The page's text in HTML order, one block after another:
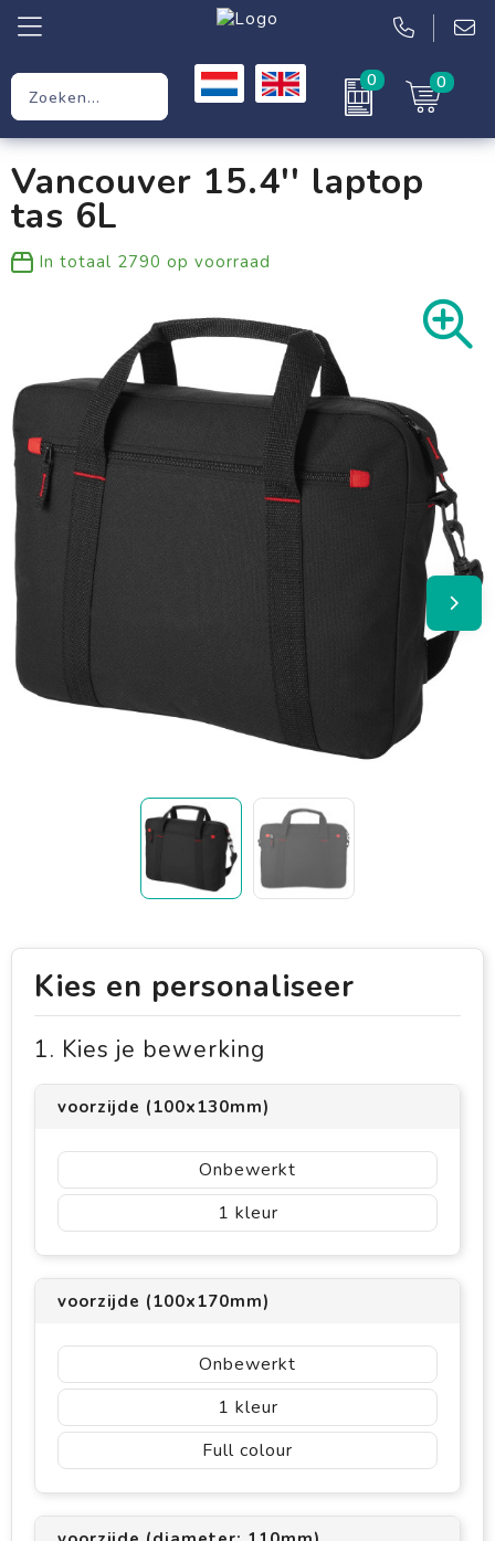
0 0
Werkkleding
Kleding
Vancouver 15.4'' laptop
tas 6L
In totaal 2790 op voorraad
Kies en personaliseer
1. Kies je bewerking
voorzijde (100x130mm)
Onbewerkt
1
voorzijde (100x170mm)
Onbewerkt
1
Full colour